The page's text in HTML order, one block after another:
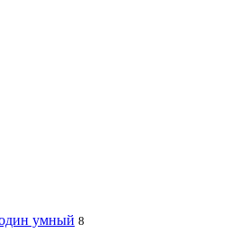
умный 8